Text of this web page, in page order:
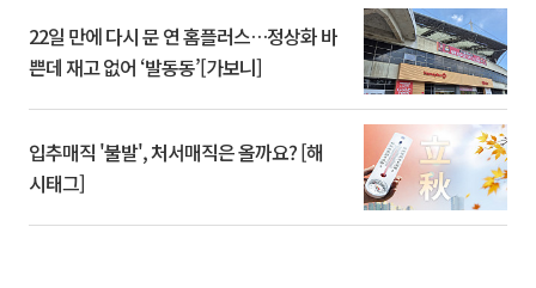
22일 만에 다시 문 연 홈플러스…정상화 바
쁜데 재고 없어 ‘발동동’[가보니]
입추매직 '불발', 처서매직은 올까요? [해
시태그]